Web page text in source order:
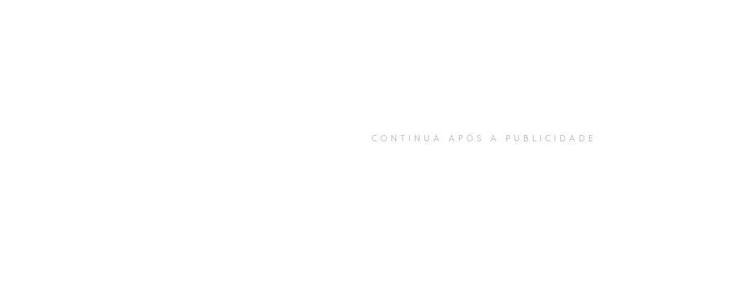
CONTINUA APÓS A PUBLICIDADE